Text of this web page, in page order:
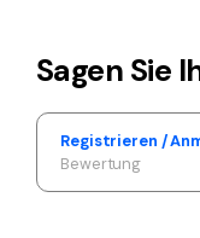
Sagen Sie
Registrieren /
Bewertung